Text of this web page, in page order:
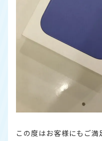
この度はお客様にもご